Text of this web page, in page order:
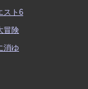
スト6
冒険
消ゆ